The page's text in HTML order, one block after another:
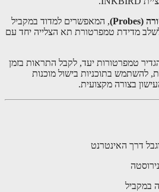
, המאפשרים למדוד במקביל
טמפרטורת תא הצלייה יחד עם
טמפרטורות יעד, לקבל התראות בזמן
בתוכניות בישול מוכנות
בצורה מקצועית.